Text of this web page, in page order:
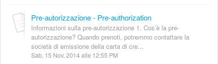
Pre-autorizzazione - Pre-authorization
Informazioni sulla pre-autorizzazione 1. Cos’è la pre-
autorizzazione? Quando prenoti, potremmo contattare la
società di emissione della carta di cre...
Sab, 15 Nov, 2014 alle 12:55 PM